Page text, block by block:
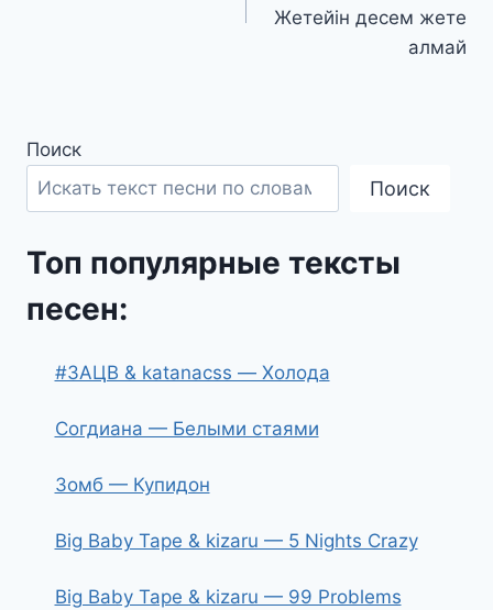
Жетейін десем жете
алмай
Поиск
Поиск
Топ популярные тексты
песен:
#ЗАЦВ & katanacss — Холода
Согдиана — Белыми стаями
Зомб — Купидон
Big Baby Tape & kizaru — 5 Nights Crazy
Big Baby Tape & kizaru — 99 Problems